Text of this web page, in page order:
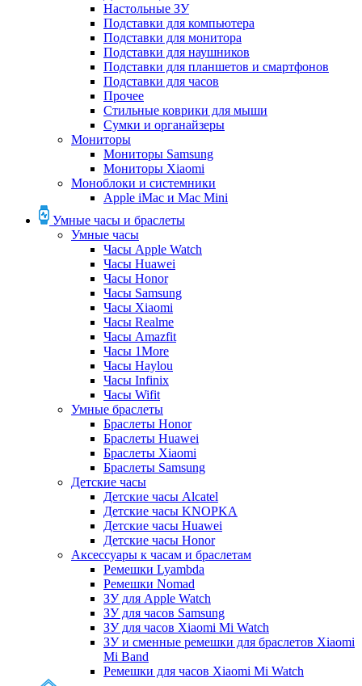
Настольные ЗУ
Подставки для компьютера
Подставки для монитора
Подставки для наушников
Подставки для планшетов и смартфонов
Подставки для часов
Прочее
Стильные коврики для мыши
Сумки и органайзеры
Мониторы
Мониторы Samsung
Мониторы Xiaomi
Моноблоки и системники
Apple iMac и Mac Mini
Умные часы и браслеты
Умные часы
Часы Apple Watch
Часы Huawei
Часы Honor
Часы Samsung
Часы Xiaomi
Часы Realme
Часы Amazfit
Часы 1More
Часы Haylou
Часы Infinix
Часы Wifit
Умные браслеты
Браслеты Honor
Браслеты Huawei
Браслеты Xiaomi
Браслеты Samsung
Детские часы
Детские часы Alcatel
Детские часы KNOPKA
Детские часы Huawei
Детские часы Honor
Аксессуары к часам и браслетам
Ремешки Lyambda
Ремешки Nomad
ЗУ для Apple Watch
ЗУ для часов Samsung
ЗУ для часов Xiaomi Mi Watch
ЗУ и сменные ремешки для браслетов Xiaomi
Mi Band
Ремешки для часов Xiaomi Mi Watch